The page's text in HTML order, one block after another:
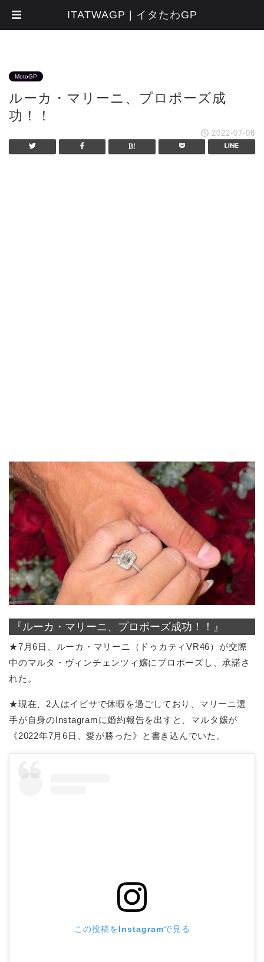
MotoGP
ルーカ・マリーニ、プロポーズ成
功！！
2022-07-08
『ルーカ・マリーニ、プロポーズ成功！！』
★7月6日、ルーカ・マリーニ（ドゥカティVR46）が交際
中のマルタ・ヴィンチェンツィ嬢にプロポーズし、承諾さ
れた。
★現在、2人はイビサで休暇を過ごしており、マリーニ選
手が自身のInstagramに婚約報告を出すと、マルタ嬢が
《2022年7月6日、愛が勝った》と書き込んでいた。
この投稿をInstagramで見る
ITATWAGP | イタたわGP